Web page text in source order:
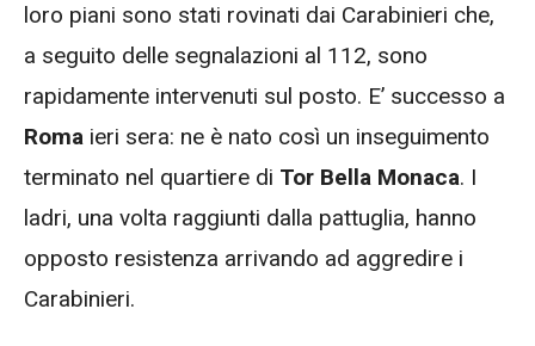
loro piani sono stati rovinati dai Carabinieri che,
a seguito delle segnalazioni al 112, sono
rapidamente intervenuti sul posto. E’ successo a
Roma ieri sera: ne è nato così un inseguimento
terminato nel quartiere di Tor Bella Monaca. I
ladri, una volta raggiunti dalla pattuglia, hanno
opposto resistenza arrivando ad aggredire i
Carabinieri.